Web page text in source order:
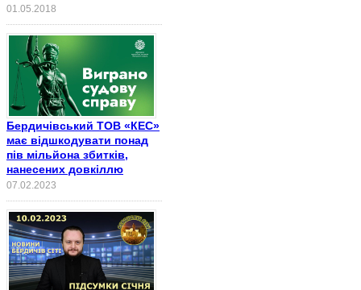
01.05.2018
Бердичівський ТОВ «КЕС»
має відшкодувати понад
пів мільйона збитків,
нанесених довкіллю
07.02.2023